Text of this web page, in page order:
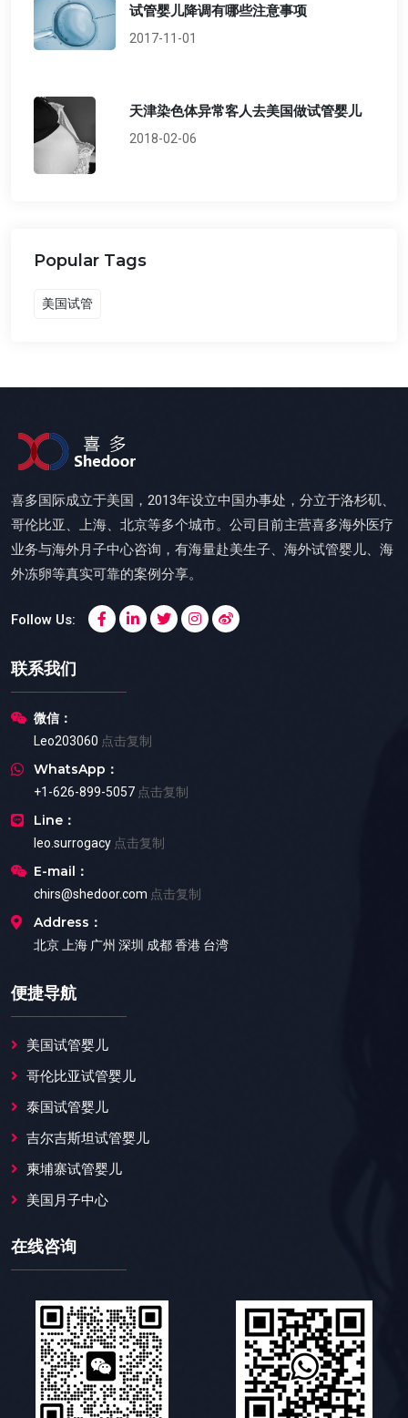
试管婴儿降调有哪些注意事项
2017-11-01
天津染色体异常客人去美国做试管婴儿
2018-02-06
Popular Tags
美国试管
喜多国际成立于美国，2013年设立中国办事处，分立于洛杉矶、
哥伦比亚、上海、北京等多个城市。公司目前主营喜多海外医疗
业务与海外月子中心咨询，有海量赴美生子、海外试管婴儿、海
外冻卵等真实可靠的案例分享。
Follow Us:
联系我们
微信：
Leo203060 点击复制
WhatsApp：
+1-626-899-5057 点击复制
Line：
leo.surrogacy 点击复制
E-mail：
chirs@shedoor.com 点击复制
Address：
北京 上海 广州 深圳 成都 香港 台湾
便捷导航
美国试管婴儿
哥伦比亚试管婴儿
泰国试管婴儿
吉尔吉斯坦试管婴儿
柬埔寨试管婴儿
美国月子中心
在线咨询